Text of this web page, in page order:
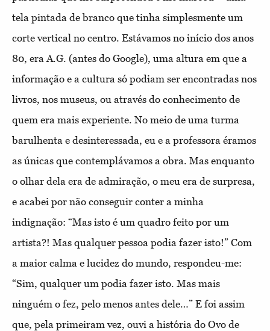
tela pintada de branco que tinha simplesmente um
corte vertical no centro. Estávamos no início dos anos
80, era A.G. (antes do Google), uma altura em que a
informação e a cultura só podiam ser encontradas nos
livros, nos museus, ou através do conhecimento de
quem era mais experiente. No meio de uma turma
barulhenta e desinteressada, eu e a professora éramos
as únicas que contemplávamos a obra. Mas enquanto
o olhar dela era de admiração, o meu era de surpresa,
e acabei por não conseguir conter a minha
indignação: “Mas isto é um quadro feito por um
artista?! Mas qualquer pessoa podia fazer isto!” Com
a maior calma e lucidez do mundo, respondeu-me:
“Sim, qualquer um podia fazer isto. Mas mais
ninguém o fez, pelo menos antes dele…” E foi assim
que, pela primeiram vez, ouvi a história do Ovo de